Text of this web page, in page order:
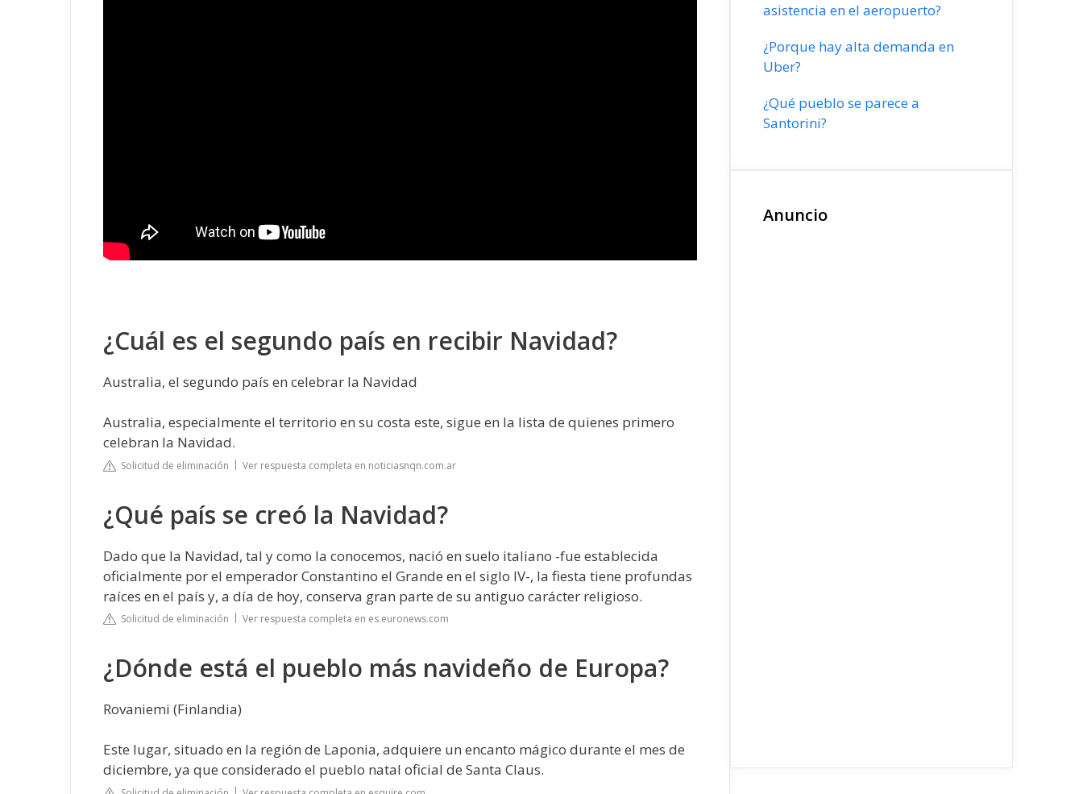
¿Cuál es el segundo país en recibir Navidad?
Australia, el segundo país en celebrar la Navidad
Australia, especialmente el territorio en su costa este, sigue en la lista de quienes primero
celebran la Navidad.
Solicitud de eliminación Ver respuesta completa en noticiasnqn.com.ar
¿Qué país se creó la Navidad?
Dado que la Navidad, tal y como la conocemos, nació en suelo italiano -fue establecida
oficialmente por el emperador Constantino el Grande en el siglo IV-, la fiesta tiene profundas
raíces en el país y, a día de hoy, conserva gran parte de su antiguo carácter religioso.
Solicitud de eliminación Ver respuesta completa en es.euronews.com
¿Dónde está el pueblo más navideño de Europa?
Rovaniemi (Finlandia)
Este lugar, situado en la región de Laponia, adquiere un encanto mágico durante el mes de
diciembre, ya que considerado el pueblo natal oficial de Santa Claus.
asistencia en el aeropuerto?
¿Porque hay alta demanda en
Uber?
¿Qué pueblo se parece a
Santorini?
Anuncio